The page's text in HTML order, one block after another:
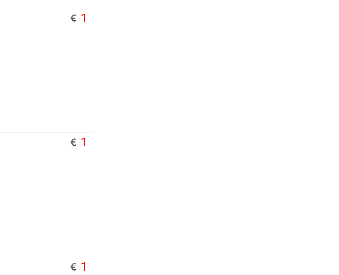
1
1
1